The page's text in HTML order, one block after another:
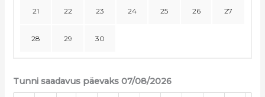
21 22 23 24 25 26 27
28 29 30
Tunni saadavus päevaks 07/08/2026